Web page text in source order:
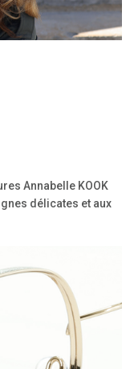
Annabelle KOOK
délicates et aux